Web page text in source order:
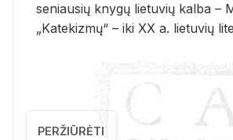
se­niau­sių kny­gų lie­tu­vių kal­ba –
„Ka­te­kiz­mų“ – iki XX a. lie­tu­vių
PERŽIŪRĖTI